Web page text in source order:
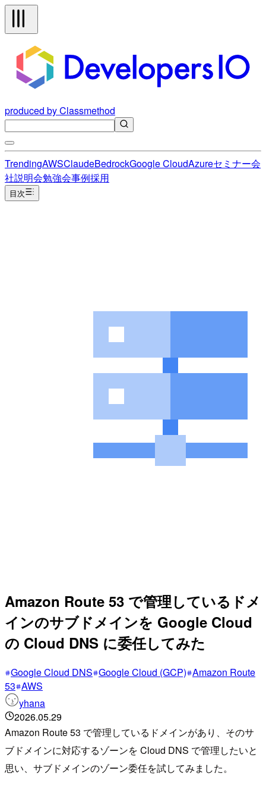
produced by Classmethod
TrendingAWSClaudeBedrockGoogle CloudAzureセミナー会
社説明会勉強会事例採用
目次
Amazon Route 53 で管理しているドメ
インのサブドメインを Google Cloud
の Cloud DNS に委任してみた
Google Cloud DNS Google Cloud (GCP) Amazon Route
53 AWS
yhana
2026.05.29
Amazon Route 53 で管理しているドメインがあり、そのサ
ブドメインに対応するゾーンを Cloud DNS で管理したいと
思い、サブドメインのゾーン委任を試してみました。